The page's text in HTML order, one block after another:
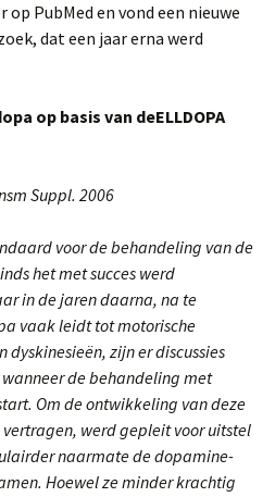
PubMed en vond een nieuwe
dat een jaar erna werd
op basis van deELLDOPA
Suppl. 2006
voor de behandeling van de
het met succes werd
in de jaren daarna, na te
vaak leidt tot motorische
zijn er discussies
de behandeling met
Om de ontwikkeling van deze
werd gepleit voor uitstel
naarmate de dopamine-
Hoewel ze minder krachtig